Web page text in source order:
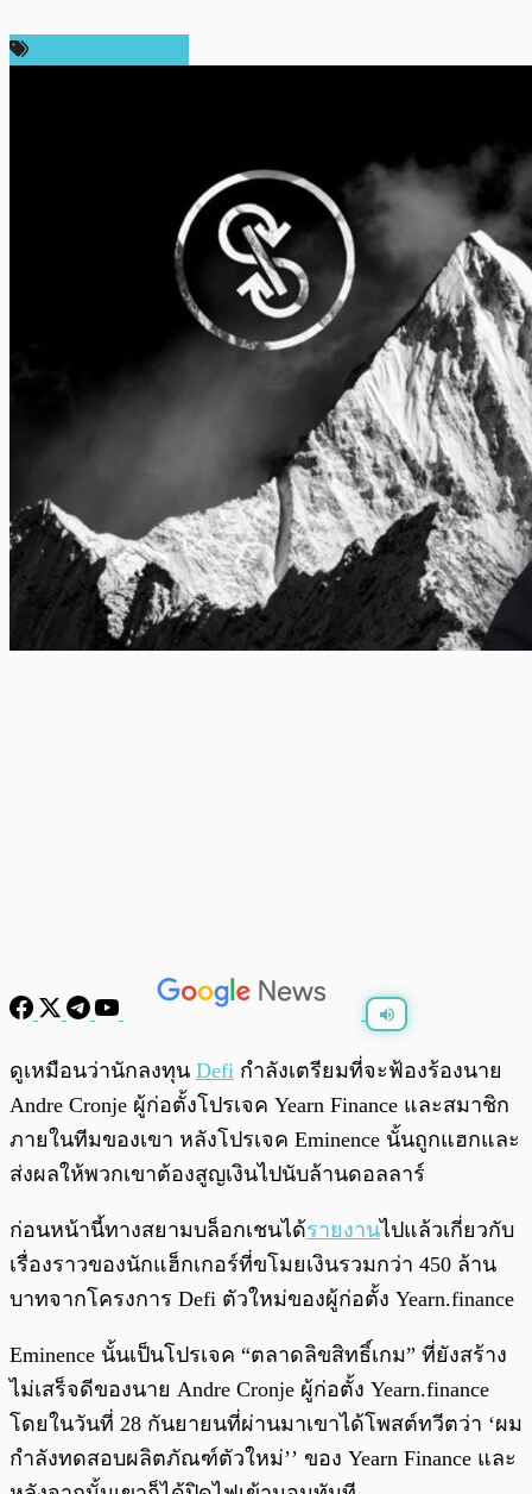
พร้อมเล่น 0:00 /
ดูเหมือนว่านักลงทุน Defi กำลังเตรียมที่จะฟ้องร้องนาย
Andre Cronje ผู้ก่อตั้งโปรเจค Yearn Finance และสมาชิก
ภายในทีมของเขา หลังโปรเจค Eminence นั้นถูกแฮกและ
ส่งผลให้พวกเขาต้องสูญเงินไปนับล้านดอลลาร์
ก่อนหน้านี้ทางสยามบล็อกเชนได้รายงานไปแล้วเกี่ยวกับ
เรื่องราวของนักแฮ็กเกอร์ที่ขโมยเงินรวมกว่า 450 ล้าน
บาทจากโครงการ Defi ตัวใหม่ของผู้ก่อตั้ง Yearn.finance
Eminence นั้นเป็นโปรเจค “ตลาดลิขสิทธิ์เกม” ที่ยังสร้าง
ไม่เสร็จดีของนาย Andre Cronje ผู้ก่อตั้ง Yearn.finance
โดยในวันที่ 28 กันยายนที่ผ่านมาเขาได้โพสต์ทวีตว่า ‘ผม
กำลังทดสอบผลิตภัณฑ์ตัวใหม่’’ ของ Yearn Finance และ